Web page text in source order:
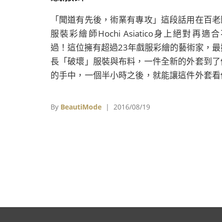
「聞道有先後，術業有專攻」這段話用在百
服裝彩繪師Hochi Asiatico身上絕對再適合
過！這位擁有超過23年戲服彩繪的藝術家，
長「破壞」服裝與布料，一件全新的外套到
的手中，一個半小時之後，就能讓這件外套看
By BeautiMode | 2016/08/19